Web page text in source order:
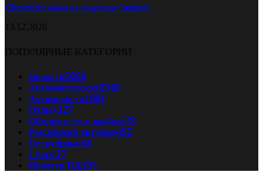
Chevrolet обновил спорткар Camaro
13.12.2020
ПОПУЛЯРНЫЕ КАТЕГОРИИ
Новости5068
Автомастерская2343
Автоновости1081
Отдых127
Обзоры и тест драйвы78
Российский автопром52
Без рубрики48
Спорт37
Новости ПДД35